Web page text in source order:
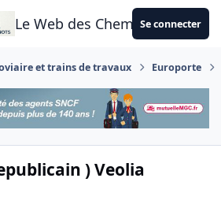
Le Web des CheminotsSe connecter
et trains de travaux Europorte
) Veolia